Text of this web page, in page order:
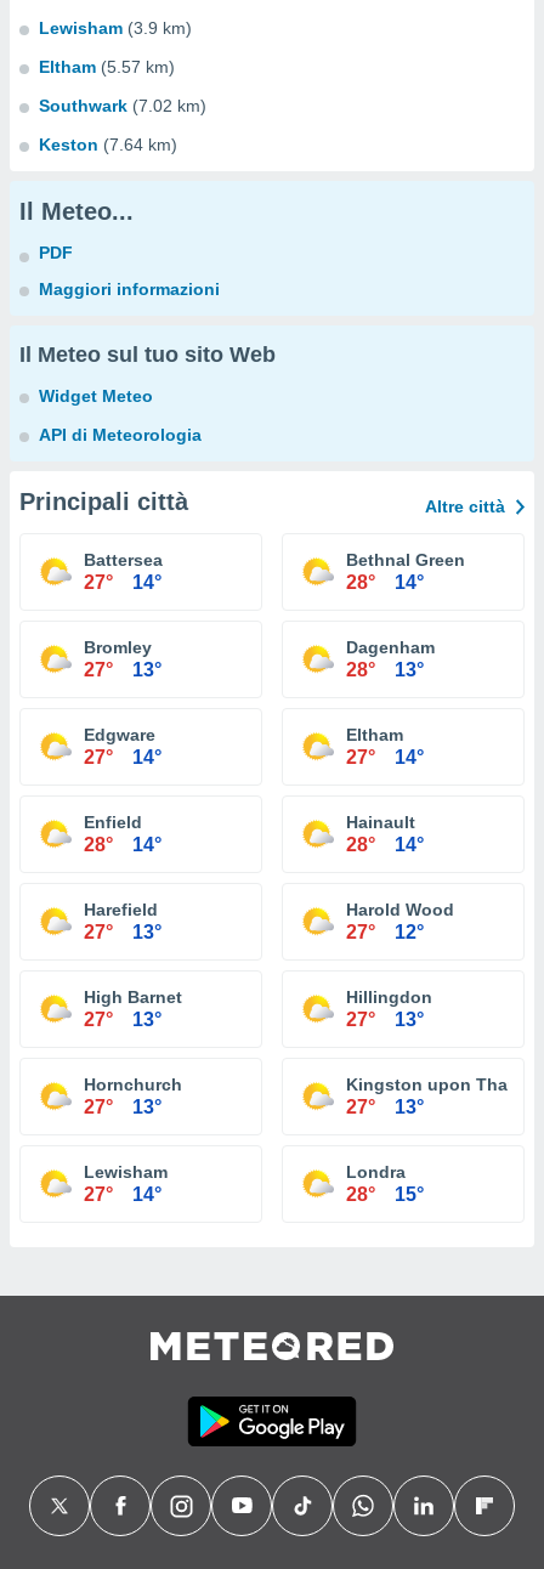
Lewisham (3.9 km)
Eltham (5.57 km)
Southwark (7.02 km)
Keston (7.64 km)
Il Meteo...
PDF
Maggiori informazioni
Il Meteo sul tuo sito Web
Widget Meteo
API di Meteorologia
Principali città Altre città
Battersea
27° 14°
Bethnal Green
28° 14°
Bromley
27° 13°
Dagenham
28° 13°
Edgware
27° 14°
Eltham
27° 14°
Enfield
28° 14°
Hainault
28° 14°
Harefield
27° 13°
Harold Wood
27° 12°
High Barnet
27° 13°
Hillingdon
27° 13°
Hornchurch
27° 13°
Kingston upon Thames
27° 13°
Lewisham
27° 14°
Londra
28° 15°